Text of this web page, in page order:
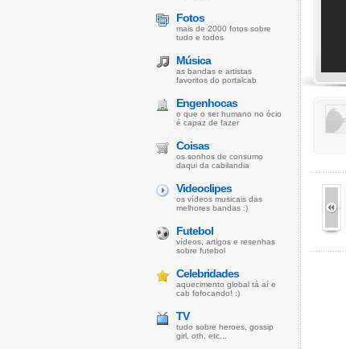
Fotos
mais de 2000 fotos sobre
tudo e todos
Música
as bandas e artistas
favoritos do portalcab
Engenhocas
o que o ser humano no ócio
é capaz de fazer
Coisas
os sonhos de consumo
daqui da cabilandia
Videoclipes
os vídeos musicais das
melhores bandas :)
Futebol
vídeos, artigos e resenhas
sobre futebol
Celebridades
aquecimento global tá aí e
cab fofocando! :)
TV
tudo sobre heroes, gossip
girl, oth, etc...